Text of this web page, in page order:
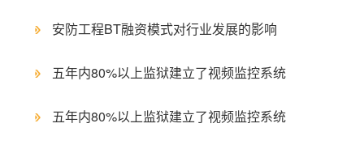
安防工程BT融资模式对行业发展的影响
五年内80%以上监狱建立了视频监控系统
五年内80%以上监狱建立了视频监控系统